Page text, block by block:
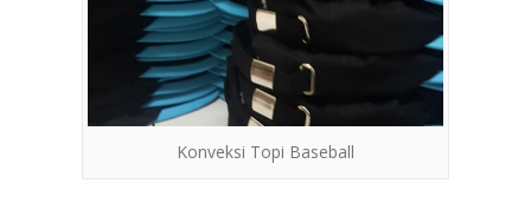
Konveksi Topi Baseball